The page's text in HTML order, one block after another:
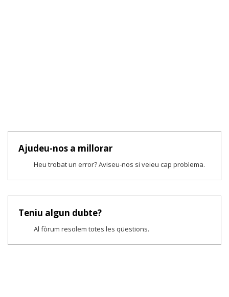
Ajudeu-nos a millorar
Heu trobat un error? Aviseu-nos si veieu cap problema.
Teniu algun dubte?
Al fòrum resolem totes les qüestions.